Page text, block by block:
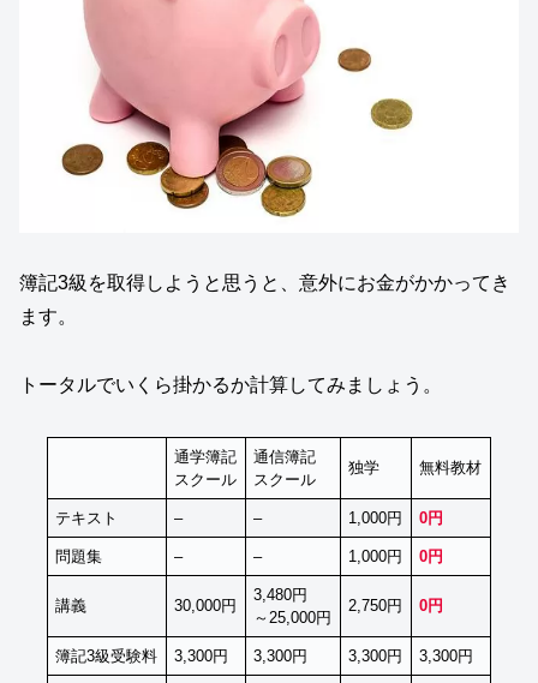
簿記3級を取得しようと思うと、意外にお金がかかってき
ます。
トータルでいくら掛かるか計算してみましょう。
通学簿記
スクール
通信簿記
スクール
独学 無料教材
テキスト – – 1,000円 0円
問題集 – – 1,000円 0円
講義 30,000円
3,480円
～25,000円
2,750円 0円
簿記3級受験料 3,300円 3,300円 3,300円 3,300円